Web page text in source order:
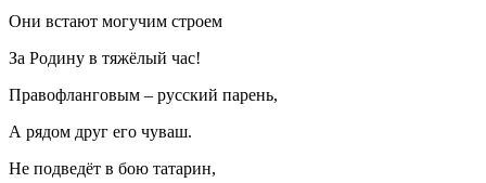
Они встают могучим строем
За Родину в тяжёлый час!
Правофланговым – русский парень,
А рядом друг его чуваш.
Не подведёт в бою татарин,